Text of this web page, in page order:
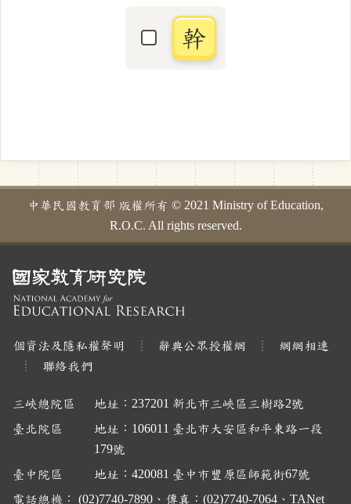
選取「幹」字
幹
中華民國教育部 版權所有 © 2021 Ministry of Education,
R.O.C. All rights reserved.
個資法及隱私權聲明 辭典公眾授權網
網網相連
聯絡我們
三峽總院區
地址：237201 新北市三峽區三樹路2號
臺北院區
地址：106011 臺北市大安區和平東路一段
179號
臺中院區
地址：420081 臺中市豐原區師範街67號
電話總機： (02)7740-7890、傳真：(02)7740-7064、TANet